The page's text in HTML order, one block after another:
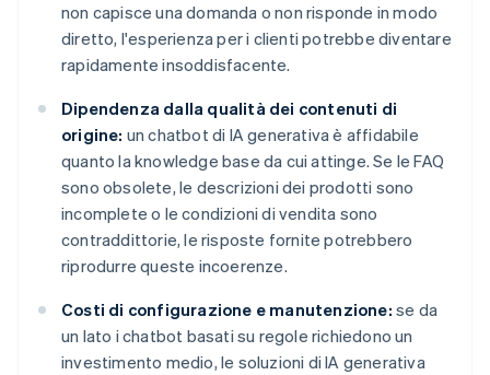
non capisce una domanda o non risponde in modo
diretto, l'esperienza per i clienti potrebbe diventare
rapidamente insoddisfacente.
Dipendenza dalla qualità dei contenuti di
origine: un chatbot di IA generativa è affidabile
quanto la knowledge base da cui attinge. Se le FAQ
sono obsolete, le descrizioni dei prodotti sono
incomplete o le condizioni di vendita sono
contraddittorie, le risposte fornite potrebbero
riprodurre queste incoerenze.
Costi di configurazione e manutenzione: se da
un lato i chatbot basati su regole richiedono un
investimento medio, le soluzioni di IA generativa